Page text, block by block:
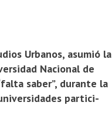
Urbanos, asumió la
Nacional de
saber”, durante la
partici­